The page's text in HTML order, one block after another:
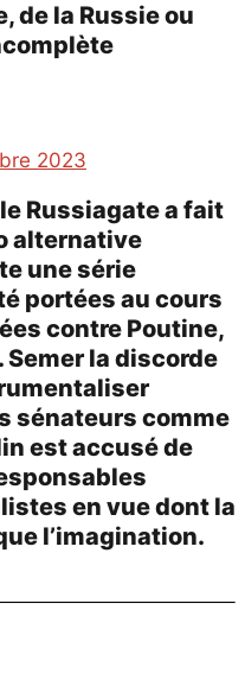
de la Russie ou
2023
Russiagate a fait
alternative
une série
portées au cours
contre Poutine,
Semer la discorde
sénateurs comme
est accusé de
en vue dont la
l’imagination.